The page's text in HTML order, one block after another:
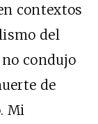
contextos
del
condujo
de
Mi